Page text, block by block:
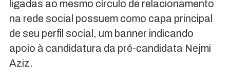
ligadas ao mesmo círculo de relacionamento
na rede social possuem como capa principal
de seu perfil social, um banner indicando
apoio à candidatura da pré-candidata Nejmi
Aziz.